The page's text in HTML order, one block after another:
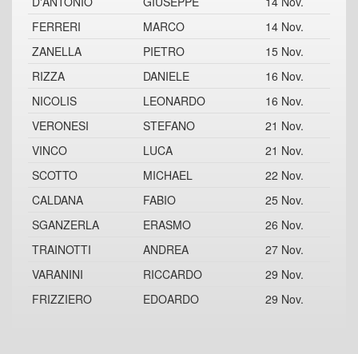
FERRERI
MARCO
14 Nov.
ZANELLA
PIETRO
15 Nov.
RIZZA
DANIELE
16 Nov.
NICOLIS
LEONARDO
16 Nov.
VERONESI
STEFANO
21 Nov.
VINCO
LUCA
21 Nov.
SCOTTO
MICHAEL
22 Nov.
CALDANA
FABIO
25 Nov.
SGANZERLA
ERASMO
26 Nov.
TRAINOTTI
ANDREA
27 Nov.
VARANINI
RICCARDO
29 Nov.
FRIZZIERO
EDOARDO 29 Nov.